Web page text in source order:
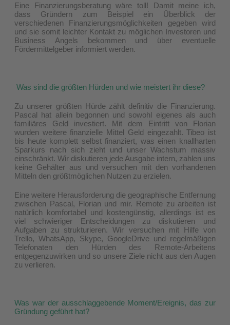
Eine Finanzierungsberatung wäre toll! Damit meine ich,
dass Gründern zum Beispiel ein Überblick der
verschiedenen Finanzierungsmöglichkeiten gegeben wird
und sie somit leichter Kontakt zu möglichen Investoren und
Business Angels bekommen und über eventuelle
Fördermittelgeber informiert werden.
Was sind die größten Hürden und wie meistert ihr diese?
Zu unserer größten Hürde zählt definitiv die Finanzierung.
Pascal hat allein begonnen und sowohl eigenes als auch
familiäres Geld investiert. Mit dem Eintritt von Florian
wurden weitere finanzielle Mittel Geld eingezahlt. Tibeo ist
bis heute komplett selbst finanziert, was einen knallharten
Sparkurs nach sich zieht und unser Wachstum massiv
einschränkt. Wir diskutieren jede Ausgabe intern, zahlen uns
keine Gehälter aus und versuchen mit den vorhandenen
Mitteln den größtmöglichen Nutzen zu erzielen.
Eine weitere Herausforderung die geographische Entfernung
zwischen Pascal, Florian und mir. Remote zu arbeiten ist
natürlich komfortabel und kostengünstig, allerdings ist es
viel schwieriger Entscheidungen zu diskutieren und
Aufgaben zu strukturieren. Wir versuchen mit Hilfe von
Trello, WhatsApp, Skype, GoogleDrive und regelmäßigen
Telefonaten den Hürden des Remote-Arbeitens
entgegenzuwirken und so unsere Ziele nicht aus den Augen
zu verlieren.
Was war der ausschlaggebende Moment/Ereignis, das zur
Gründung geführt hat?